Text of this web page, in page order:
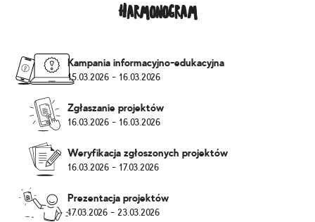
Harmonogram
Kampania informacyjno-edukacyjna
15.03.2026 - 16.03.2026
Zgłaszanie projektów
16.03.2026 - 16.03.2026
Weryfikacja zgłoszonych projektów
16.03.2026 - 17.03.2026
Prezentacja projektów
17.03.2026 - 23.03.2026